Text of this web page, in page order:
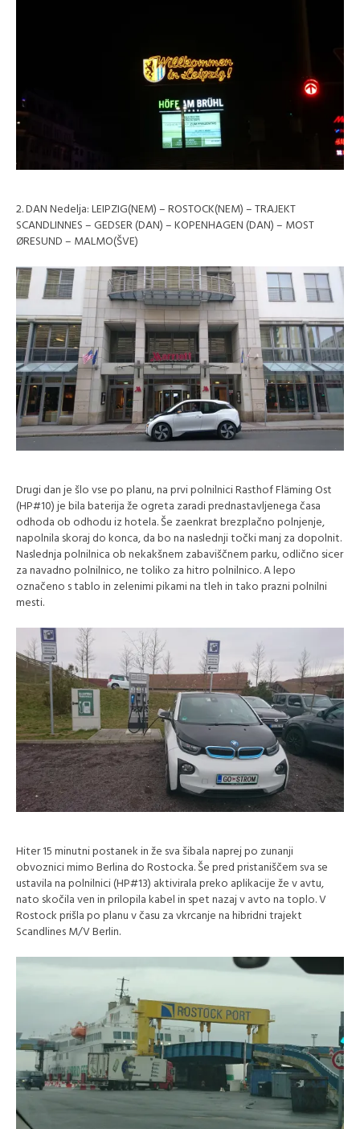
2. DAN Nedelja: LEIPZIG(NEM) – ROSTOCK(NEM) – TRAJEKT
SCANDLINNES – GEDSER (DAN) – KOPENHAGEN (DAN) – MOST
ØRESUND – MALMO(ŠVE)
Drugi dan je šlo vse po planu, na prvi polnilnici Rasthof Fläming Ost
(HP#10) je bila baterija že ogreta zaradi prednastavljenega časa
odhoda ob odhodu iz hotela. Še zaenkrat brezplačno polnjenje,
napolnila skoraj do konca, da bo na naslednji točki manj za dopolnit.
Naslednja polnilnica ob nekakšnem zabaviščnem parku, odlično sicer
za navadno polnilnico, ne toliko za hitro polnilnico. A lepo
označeno s tablo in zelenimi pikami na tleh in tako prazni polnilni
mesti.
Hiter 15 minutni postanek in že sva šibala naprej po zunanji
obvoznici mimo Berlina do Rostocka. Še pred pristaniščem sva se
ustavila na polnilnici (HP#13) aktivirala preko aplikacije že v avtu,
nato skočila ven in prilopila kabel in spet nazaj v avto na toplo. V
Rostock prišla po planu v času za vkrcanje na hibridni trajekt
Scandlines M/V Berlin.